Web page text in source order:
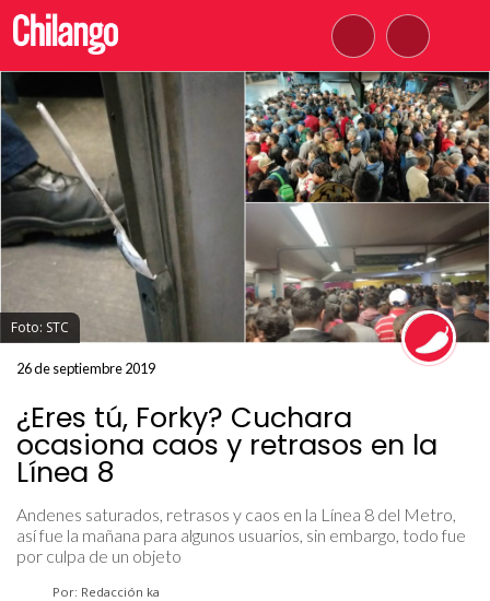
Foto: STC
26 de septiembre 2019
¿Eres tú, Forky? Cuchara
ocasiona caos y retrasos en la
Línea 8
Andenes saturados, retrasos y caos en la Línea 8 del Metro,
así fue la mañana para algunos usuarios, sin embargo, todo fue
por culpa de un objeto
Por: Redacción ka